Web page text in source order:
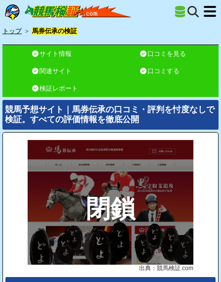
トップ ＞ 馬券伝承の検証
サイト情報 口コミを見る
関連サイト 口コミする
検証レポート
競馬予想サイト｜馬券伝承の口コミ・評判を忖度なしで
検証。すべての評価情報を徹底公開
閉鎖
出典：競馬検証.com